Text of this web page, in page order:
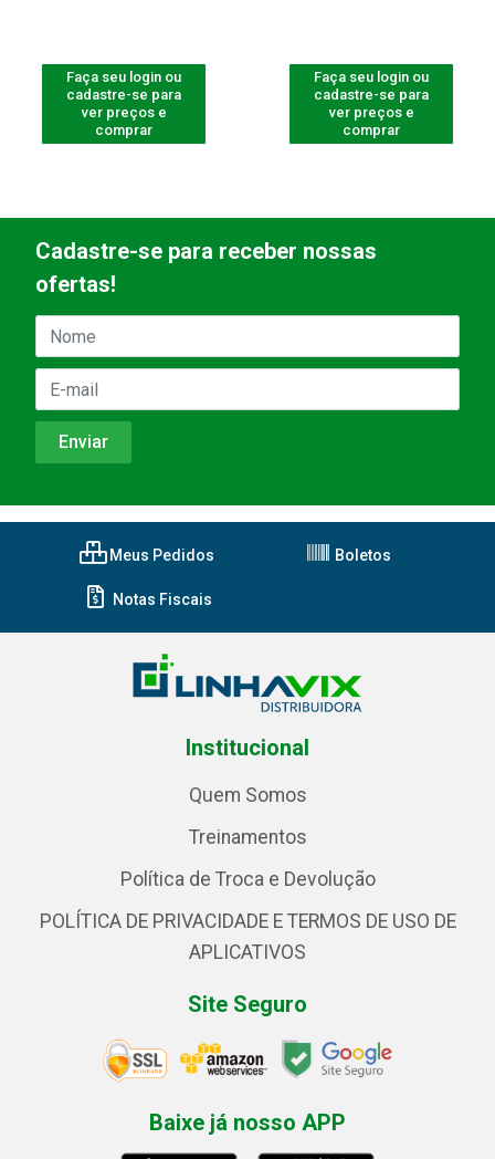
Faça seu login ou
cadastre-se para
ver preços e
comprar
Faça seu login ou
cadastre-se para
ver preços e
comprar
Cadastre-se para receber nossas
ofertas!
Meus Pedidos Boletos
Notas Fiscais
Institucional
Quem Somos
Treinamentos
Política de Troca e Devolução
POLÍTICA DE PRIVACIDADE E TERMOS DE USO DE
APLICATIVOS
Site Seguro
Baixe já nosso APP